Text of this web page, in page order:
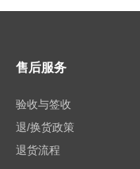
售后服务
验收与签收
退/换货政策
退货流程